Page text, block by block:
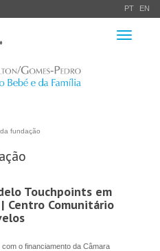
PT EN
Toggle
fundação
Touchpoints em
Centro Comunitário
o financiamento da Câmara